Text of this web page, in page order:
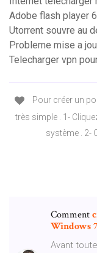
Adobe flash player
Utorrent souvre au
Probleme mise a
Telecharger vpn
Pour créer un
très simple . 1-
système . 2-
Comment
Windows7
Avant